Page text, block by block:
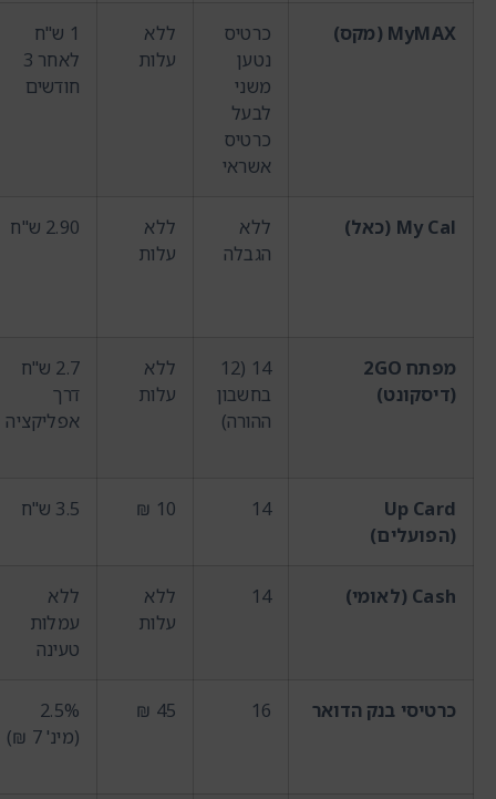
MyMAX (מקס)
כרטיס
נטען
משני
לבעל
כרטיס
אשראי
ללא
עלות
1 ש"ח
לאחר 3
חודשים
My Cal (כאל)
ללא
הגבלה
ללא
עלות
2.90 ש"ח
מפתח 2GO
(דיסקונט)
14 (12
בחשבון
ההורה)
ללא
עלות
2.7 ש"ח
דרך
אפליקציה
Up Card
(הפועלים)
14
10 ₪ 3.5 ש"ח
Cash (לאומי) 14
ללא
עלות
ללא
עמלות
טעינה
כרטיסי בנק הדואר 16
45 ₪
2.5%
(מינ' 7 ₪)